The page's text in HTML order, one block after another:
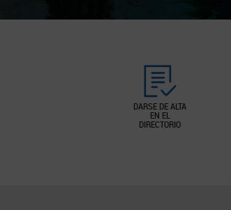
DARSE DE ALTA
EN EL
DIRECTORIO